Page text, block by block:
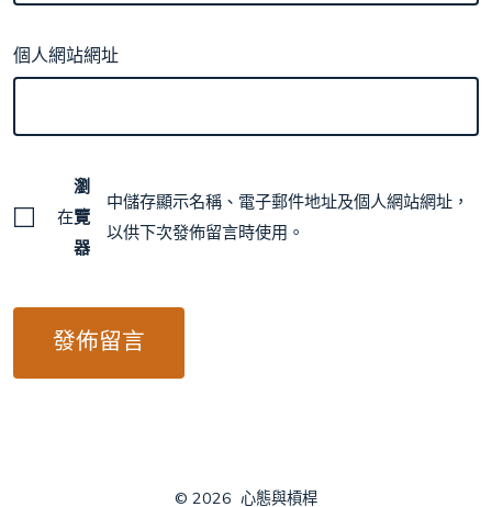
個人網站網址
在
瀏
覽
器
中儲存顯示名稱、電子郵件地址及個人網站網址，
以供下次發佈留言時使用。
© 2026 心態與槓桿